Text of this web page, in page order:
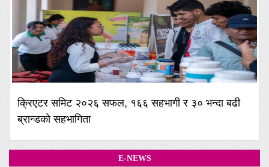
क्रिएटर समिट २०२६ सफल, १६६ सहभागी र ३० भन्दा बढी
ब्रान्डको सहभागिता
E-NEWS